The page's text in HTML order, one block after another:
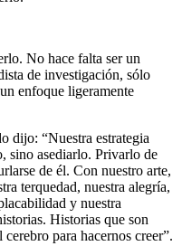
No hace falta ser un
de investigación, sólo
enfoque ligeramente
dijo: “Nuestra estrategia
sino asediarlo. Privarlo de
de él. Con nuestro arte,
terquedad, nuestra alegría,
y nuestra
Historias que son
para hacernos creer”.